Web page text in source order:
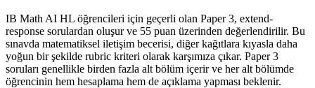
IB Math AI HL öğrencileri için geçerli olan Paper 3, extend-
response sorulardan oluşur ve 55 puan üzerinden değerlendirilir. Bu
sınavda matematiksel iletişim becerisi, diğer kağıtlara kıyasla daha
yoğun bir şekilde rubric kriteri olarak karşımıza çıkar. Paper 3
soruları genellikle birden fazla alt bölüm içerir ve her alt bölümde
öğrencinin hem hesaplama hem de açıklama yapması beklenir.